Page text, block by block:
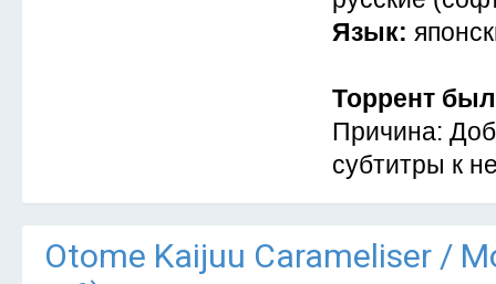
Язык:
Торрент
Причина:
субтитры к
Otome Kaijuu Carameliser /